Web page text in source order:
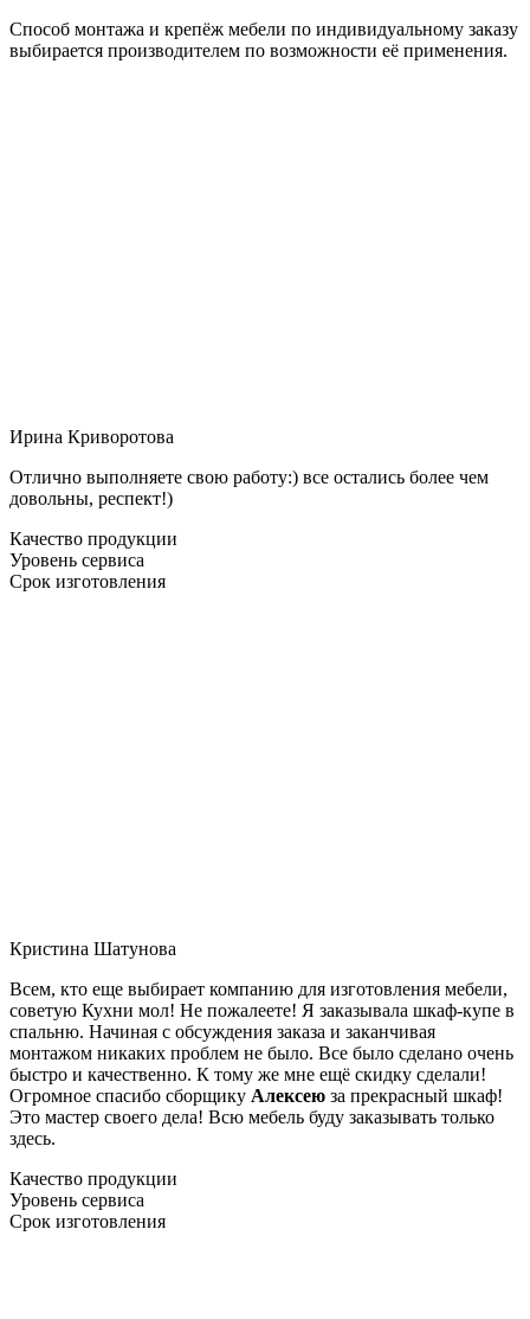
Способ монтажа и крепёж мебели по индивидуальному заказу
выбирается производителем по возможности её применения.
Ирина Криворотова
Отлично выполняете свою работу:) все остались более чем
довольны, респект!)
Качество продукции
Уровень сервиса
Срок изготовления
Кристина Шатунова
Всем, кто еще выбирает компанию для изготовления мебели,
советую Кухни мол! Не пожалеете! Я заказывала шкаф-купе в
спальню. Начиная с обсуждения заказа и заканчивая
монтажом никаких проблем не было. Все было сделано очень
быстро и качественно. К тому же мне ещё скидку сделали!
Огромное спасибо сборщику Алексею за прекрасный шкаф!
Это мастер своего дела! Всю мебель буду заказывать только
здесь.
Качество продукции
Уровень сервиса
Срок изготовления